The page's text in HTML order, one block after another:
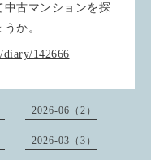
古マンションを探
か。
diary/142666
2026-06（2）
2026-03（3）